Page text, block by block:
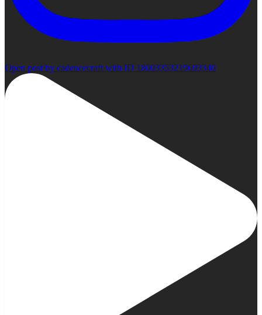
Open post by cadencecraft with ID 18003353219693340